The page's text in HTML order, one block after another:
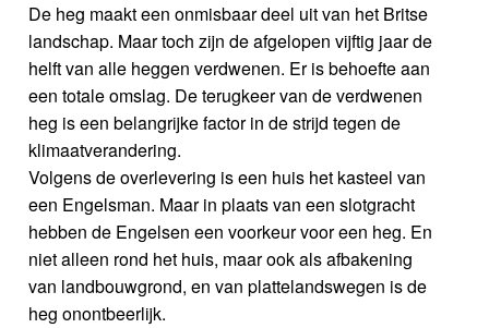
De heg maakt een onmisbaar deel uit van het Britse
landschap. Maar toch zijn de afgelopen vijftig jaar de
helft van alle heggen verdwenen. Er is behoefte aan
een totale omslag. De terugkeer van de verdwenen
heg is een belangrijke factor in de strijd tegen de
klimaatverandering.
Volgens de overlevering is een huis het kasteel van
een Engelsman. Maar in plaats van een slotgracht
hebben de Engelsen een voorkeur voor een heg. En
niet alleen rond het huis, maar ook als afbakening
van landbouwgrond, en van plattelandswegen is de
heg onontbeerlijk.